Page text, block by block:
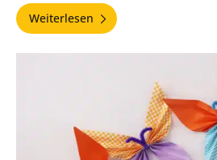
Weiterlesen